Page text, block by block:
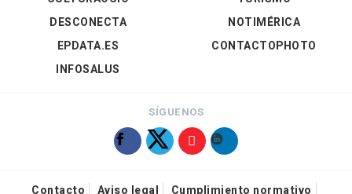
DESCONECTA
EPDATA.ES
INFOSALUS
NOTIMÉRICA
CONTACTOPHOTO
SÍGUENOS